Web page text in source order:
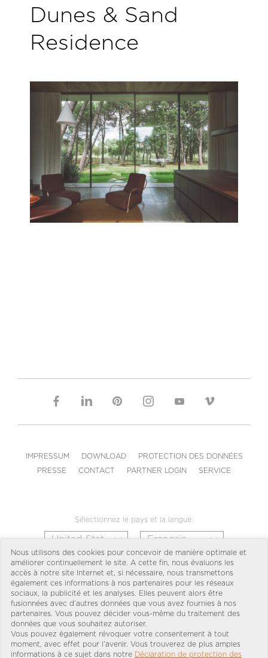
Dunes & Sand
Residence
IMPRESSUM DOWNLOAD
PROTECTION DES DONNÉES
PRESSE
CONTACT PARTNER LOGIN SERVICE
Sélectionnez le pays et la langue:
Nous utilisons des cookies pour concevoir de manière optimale et
améliorer continuellement le site. A cette fin, nous évaluons les
accès à notre site Internet et, si nécessaire, nous transmettons
également ces informations à nos partenaires pour les réseaux
sociaux, la publicité et les analyses. Elles peuvent alors être
fusionnées avec d’autres données que vous avez fournies à nos
partenaires. Vous pouvez décider vous-même du traitement des
données que vous souhaitez autoriser.
Vous pouvez également révoquer votre consentement à tout
moment, avec effet pour l’avenir. Vous trouverez de plus amples
informations à ce sujet dans notre Déclaration de protection des